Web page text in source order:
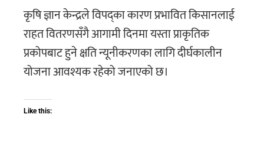
कृषि ज्ञान केन्द्रले विपद्का कारण प्रभावित किसानलाई
राहत वितरणसँगै आगामी दिनमा यस्ता प्राकृतिक
प्रकोपबाट हुने क्षति न्यूनीकरणका लागि दीर्घकालीन
योजना आवश्यक रहेको जनाएको छ।
Like this: